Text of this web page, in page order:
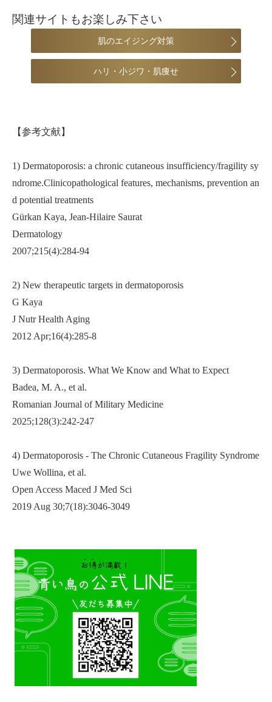
関連サイトもお楽しみ下さい
肌のエイジング対策
ハリ・小ジワ・肌痩せ
【参考文献】
1) Dermatoporosis: a chronic cutaneous insufficiency/fragility sy
ndrome.Clinicopathological features, mechanisms, prevention an
d potential treatments
Gürkan Kaya, Jean-Hilaire Saurat
Dermatology
2007;215(4):284-94
2) New therapeutic targets in dermatoporosis
G Kaya
J Nutr Health Aging
2012 Apr;16(4):285-8
3) Dermatoporosis. What We Know and What to Expect
Badea, M. A., et al.
Romanian Journal of Military Medicine
2025;128(3):242-247
4) Dermatoporosis - The Chronic Cutaneous Fragility Syndrome
Uwe Wollina, et al.
Open Access Maced J Med Sci
2019 Aug 30;7(18):3046-3049